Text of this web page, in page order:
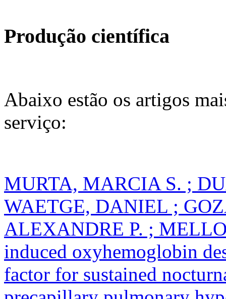
Produção científica
Abaixo estão os artigos
serviço:
MURTA, MARCIA S. ;
WAETGE, DANIEL ;
ALEXANDRE P. ;
induced oxyhemoglobin
factor for sustained